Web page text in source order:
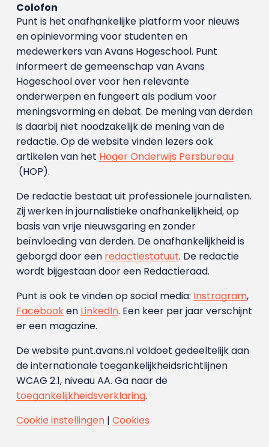
Colofon
Punt is het onafhankelijke platform voor nieuws
en opinievorming voor studenten en
medewerkers van Avans Hoge­school. Punt
informeert de gemeenschap van Avans
Hogeschool over voor hen relevante
onderwerpen en fungeert als podium voor
meningsvorming en debat. De mening van derden
is daarbij niet noodzakelijk de mening van de
redactie. Op de website vinden lezers ook
artikelen van het Hoger Onderwijs Persbureau
(HOP).
De redactie bestaat uit professionele journalisten.
Zij werken in journalistieke onafhankelijkheid, op
basis van vrije nieuwsgaring en zonder
beïnvloeding van derden. De onafhankelijkheid is
geborgd door een redactiestatuut. De redactie
wordt bijgestaan door een Redactieraad.
Punt is ook te vinden op social media: Instragram,
Facebooken LinkedIn. Een keer per jaar verschijnt
er een magazine.
De website punt.avans.nl voldoet gedeeltelijk aan
de internationale toegankelijkheidsrichtlijnen
WCAG 2.1, niveau AA. Ga naar de
toegankelijkheidsverklaring.
Cookie instellingen| Cookies